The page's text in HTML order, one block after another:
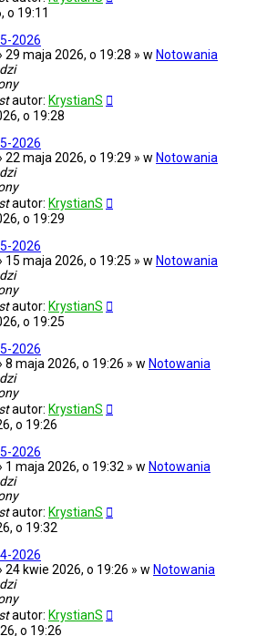
o 19:11
2026
29 maja 2026, o 19:28 » w Notowania
autor: KrystianS
o 19:28
2026
22 maja 2026, o 19:29 » w Notowania
autor: KrystianS
o 19:29
2026
15 maja 2026, o 19:25 » w Notowania
autor: KrystianS
o 19:25
2026
8 maja 2026, o 19:26 » w Notowania
autor: KrystianS
o 19:26
2026
1 maja 2026, o 19:32 » w Notowania
autor: KrystianS
o 19:32
2026
24 kwie 2026, o 19:26 » w Notowania
autor: KrystianS
o 19:26